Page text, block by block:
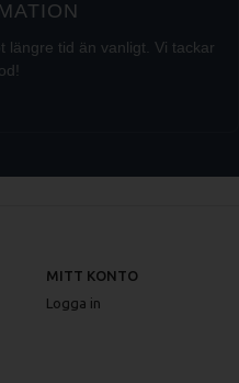
längre tid än vanligt. Vi tackar
MITT KONTO
Logga in